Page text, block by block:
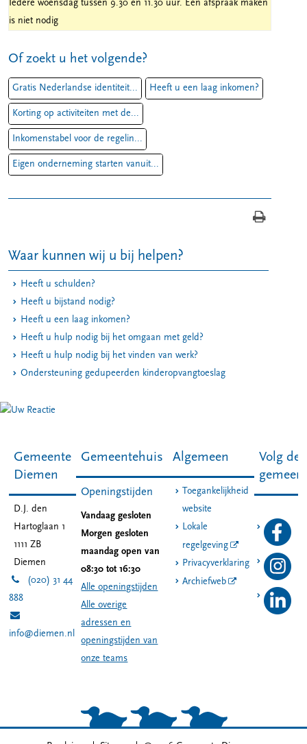
Iedere woensdag tussen 9.30 en 11.30 uur. Een afspraak maken
is niet nodig
Of zoekt u het volgende?
Gratis Nederlandse identiteit... Heeft u een laag inkomen?
Korting op activiteiten met de...
Inkomenstabel voor de regelin...
Eigen onderneming starten vanuit...
Waar kunnen wij u bij helpen?
Heeft u schulden?
Heeft u bijstand nodig?
Heeft u een laag inkomen?
Heeft u hulp nodig bij het omgaan met geld?
Heeft u hulp nodig bij het vinden van werk?
Ondersteuning gedupeerden kinderopvangtoeslag
Gemeente
Diemen
D.J. den
Hartoglaan 1
1111 ZB
Diemen
(020) 31 44
888
info@diemen.nl
Gemeentehuis
Openingstijden
Vandaag gesloten
Morgen gesloten
maandag open van
08:30 tot 16:30
Alle openingstijden
Alle overige
adressen en
openingstijden van
onze teams
Algemeen
Toegankelijkheid
website
Lokale
regelgeving
Privacyverklaring
Archiefweb
Volg de